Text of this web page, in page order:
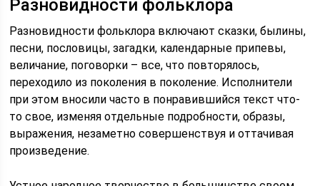
Разновидности фольклора
Разновидности фольклора включают сказки, былины,
песни, пословицы, загадки, календарные припевы,
величание, поговорки – все, что повторялось,
переходило из поколения в поколение. Исполнители
при этом вносили часто в понравившийся текст что-
то свое, изменяя отдельные подробности, образы,
выражения, незаметно совершенствуя и оттачивая
произведение.